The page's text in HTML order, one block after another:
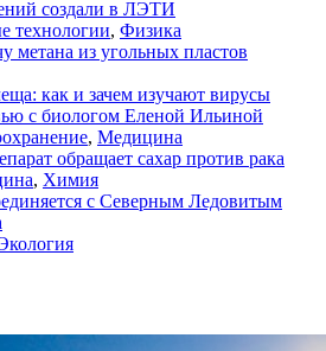
создали в ЛЭТИ
технологии, Физика
метана из угольных пластов
как и зачем изучают вирусы
с биологом Еленой Ильиной
, Медицина
обращает сахар против рака
, Химия
с Северным Ледовитым